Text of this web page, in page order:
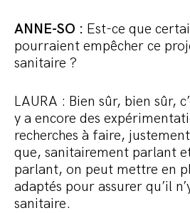
ANNE-SO : Est-ce que
pourraient empêcher ce
sanitaire ?
LAURA : Bien sûr, bien sûr,
y a encore des
recherches à faire,
que, sanitairement parlant
parlant, on peut mettre en
adaptés pour assurer qu’il
sanitaire.